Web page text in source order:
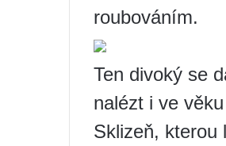
roubováním.
Ten divoký se
nalézt i ve
Sklizeň, kterou